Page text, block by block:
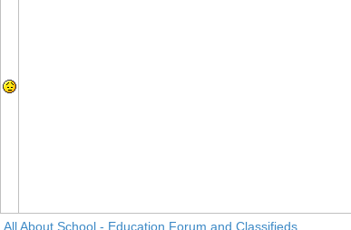
All About School - Education Forum and Classifieds